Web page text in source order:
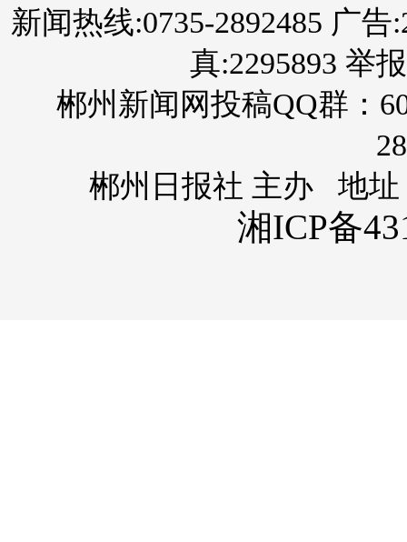
新闻热线:0735-2892485 广告
真:2295893 举
郴州新闻网投稿QQ群：
郴州日报社 主办 地址
湘ICP备